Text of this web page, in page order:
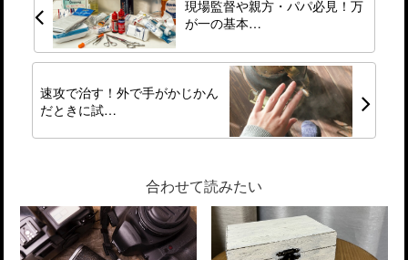
現場監督や親方・パパ必見！万
が一の基本…
速攻で治す！外で手がかじかん
だときに試…
合わせて読みたい